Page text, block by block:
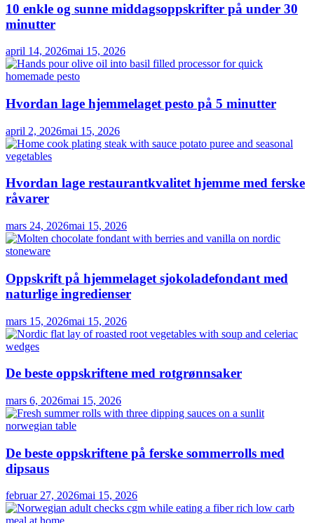
10 enkle og sunne middagsoppskrifter på under 30
minutter
april 14, 2026mai 15, 2026
Hvordan lage hjemmelaget pesto på 5 minutter
april 2, 2026mai 15, 2026
Hvordan lage restaurantkvalitet hjemme med ferske
råvarer
mars 24, 2026mai 15, 2026
Oppskrift på hjemmelaget sjokoladefondant med
naturlige ingredienser
mars 15, 2026mai 15, 2026
De beste oppskriftene med rotgrønnsaker
mars 6, 2026mai 15, 2026
De beste oppskriftene på ferske sommerrolls med
dipsaus
februar 27, 2026mai 15, 2026